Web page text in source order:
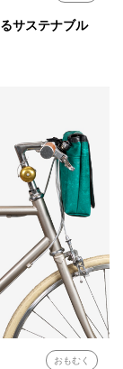
サステナブル
おもむく